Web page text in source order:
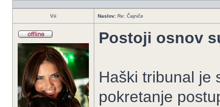
Vii Naslov: Re: Čajniče
Postoji osnov
Haški tribunal je
pokretanje